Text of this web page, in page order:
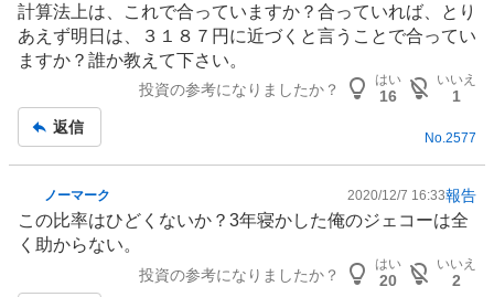
計算法上は、これで合っていますか？合っていれば、とり
あえず明日は、３１８７円に近づくと言うことで合ってい
ますか？誰か教えて下さい。
投資の参考になりましたか？
はい
16
いいえ
1
返信
No.2577
示
板
ノーマーク 2020/12/7 16:33報告
この比率はひどくないか？3年寝かした俺のジェコーは全
く助からない。
投資の参考になりましたか？
はい
20
いいえ
2